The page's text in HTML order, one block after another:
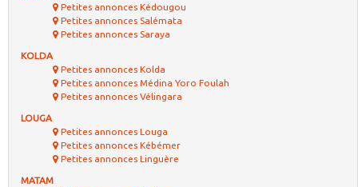
Petites annonces Kédougou
Petites annonces Salémata
Petites annonces Saraya
KOLDA
Petites annonces Kolda
Petites annonces Médina Yoro Foulah
Petites annonces Vélingara
LOUGA
Petites annonces Louga
Petites annonces Kébémer
Petites annonces Linguère
MATAM